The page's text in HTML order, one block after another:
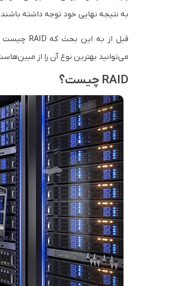
به نتیجه نهایی خود توجه داشته
قبل از به این بحث که RAID چیست لازم است بگوییم که اگر نیاز به
می‌توانید بهترین نوع آن را از
RAID چیست؟